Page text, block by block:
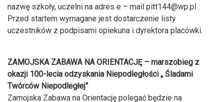
nazwę szkoły, uczelni na adres e – mail pitt144@wp.pl .
Przed startem wymagane jest dostarczenie listy
uczestników z podpisami opiekuna i dyrektora placówki.
ZAMOJSKA ZABAWA NA ORIENTACJĘ – marszobieg z
okazji 100-lecia odzyskania Niepodległości „ Śladami
Twórców Niepodległej”
Zamojska Zabawa na Orientację polegać będzie na